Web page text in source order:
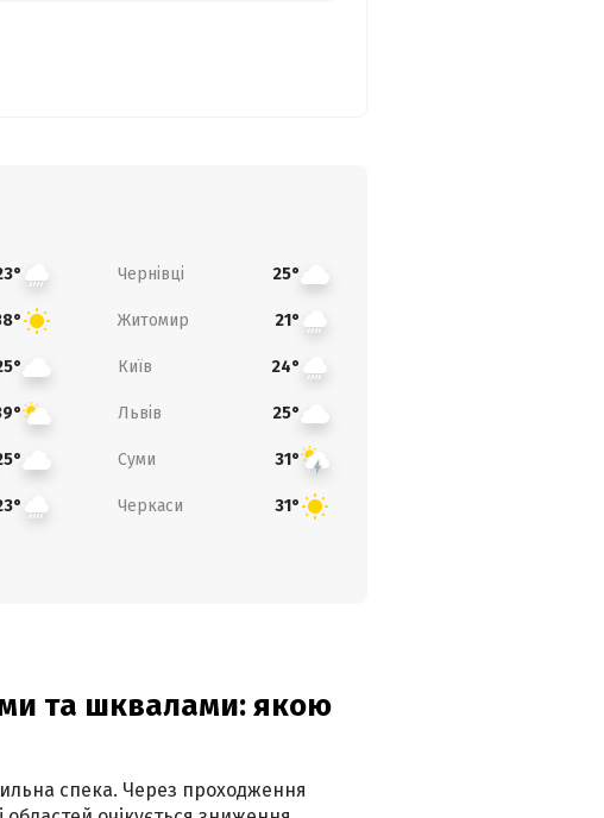
Чернівці 25°
Житомир 21°
Київ 24°
Львів 25°
Суми 31°
Черкаси 31°
та шквалами: якою
спека. Через проходження